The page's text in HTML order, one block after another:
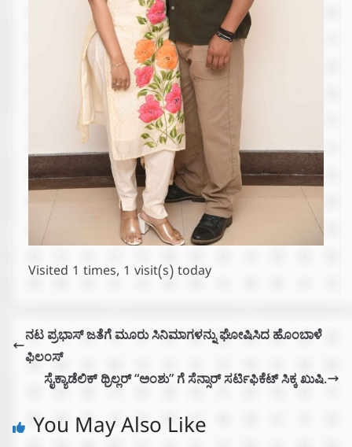
Visited 1 times, 1 visit(s) today
ನಟ ಪ್ರಭಾಸ್‌ ಜತೆಗೆ ಮೂರು ಸಿನಿಮಾಗಳನ್ನು ಘೋಷಿಸಿದ ಹೊಂಬಾಳೆ
ಫಿಲಂಸ್‌
ಸೈಕ್ಯಾಡೆಲಿಕ್ ಥ್ರಿಲ್ಲರ್ “ಅಂಶು” ಗೆ ಸೆನ್ಸಾರ್ ಸರ್ಟಿಫಿಕೆಟ್ ಸಿಕ್ಕ ಖುಷಿ.
You May Also Like